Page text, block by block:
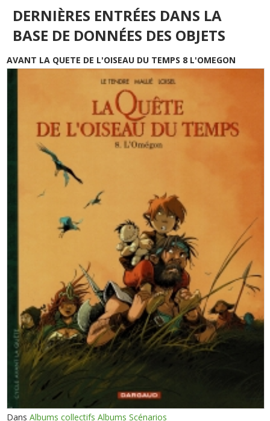
DERNIÈRES ENTRÉES DANS LA
BASE DE DONNÉES DES OBJETS
AVANT LA QUETE DE L'OISEAU DU TEMPS 8 L'OMEGON
DansAlbums collectifs Albums Scénarios